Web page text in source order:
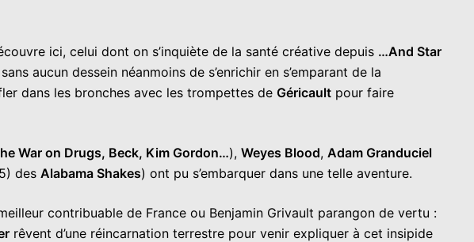
ici, celui dont on s’inquiète de la santé créative depuis …And Star
aucun dessein néanmoins de s’enrichir en s’emparant de la
dans les bronches avec les trompettes de Géricault pour faire
War on Drugs, Beck, Kim Gordon…), Weyes Blood, Adam Granduciel
des Alabama Shakes) ont pu s’embarquer dans une telle aventure.
contribuable de France ou Benjamin Grivault parangon de vertu :
rêvent d’une réincarnation terrestre pour venir expliquer à cet insipide